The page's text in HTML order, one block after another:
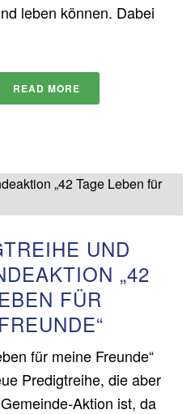
leben können. Dabei
READ MORE
UND
„42
FÜR
für meine Freunde“
Predigtreihe, die aber
Aktion ist, da